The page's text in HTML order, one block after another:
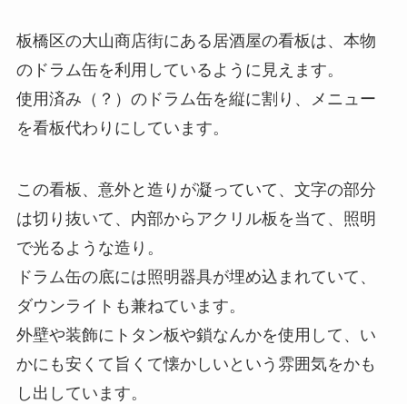
板橋区の大山商店街にある居酒屋の看板は、本物
のドラム缶を利用しているように見えます。
使用済み（？）のドラム缶を縦に割り、メニュー
を看板代わりにしています。
この看板、意外と造りが凝っていて、文字の部分
は切り抜いて、内部からアクリル板を当て、照明
で光るような造り。
ドラム缶の底には照明器具が埋め込まれていて、
ダウンライトも兼ねています。
外壁や装飾にトタン板や鎖なんかを使用して、い
かにも安くて旨くて懐かしいという雰囲気をかも
し出しています。